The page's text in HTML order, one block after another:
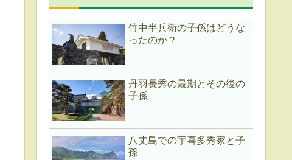
竹中半兵衛の子孫はどうな
ったのか？
丹羽長秀の最期とその後の
子孫
八丈島での宇喜多秀家と子
孫